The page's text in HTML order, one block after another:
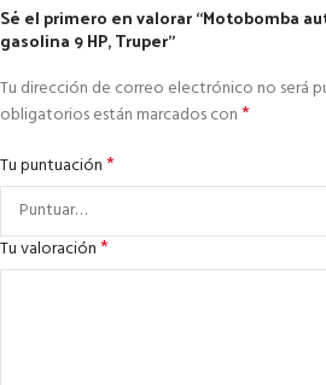
Sé el primero en valorar “Motobomba
gasolina 9 HP, Truper”
Tu dirección de correo electrónico no será
obligatorios están marcados con*
Tu puntuación*
Tu valoración*